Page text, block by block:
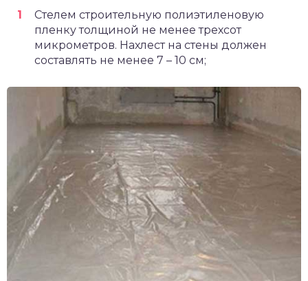
Стелем строительную полиэтиленовую
пленку толщиной не менее трехсот
микрометров. Нахлест на стены должен
составлять не менее 7 – 10 см;